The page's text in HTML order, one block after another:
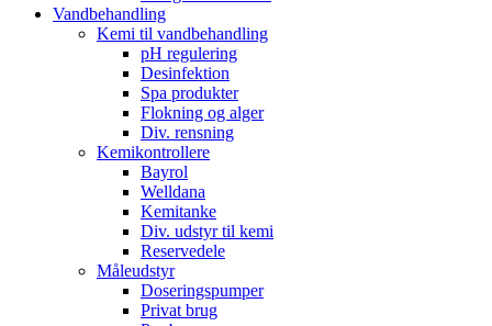
Vandbehandling
Kemi til vandbehandling
pH regulering
Desinfektion
Spa produkter
Flokning og alger
Div. rensning
Kemikontrollere
Bayrol
Welldana
Kemitanke
Div. udstyr til kemi
Reservedele
Måleudstyr
Doseringspumper
Privat brug